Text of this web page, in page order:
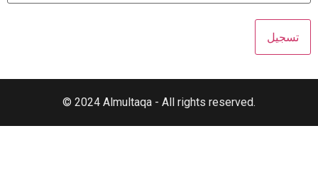
© 2024 Almultaqa - All rights reserved.